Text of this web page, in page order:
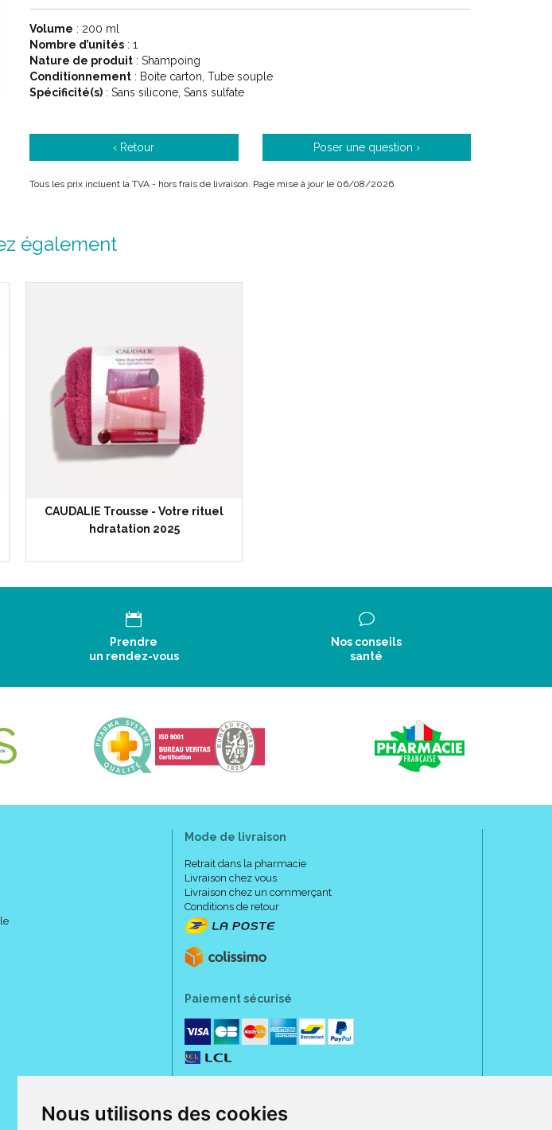
Nous utilisons des cookies
Volume : 200 ml
Nombre d’unités : 1
Nature de produit : Shampoing
Conditionnement : Boite carton, Tube souple
Spécificité(s) : Sans silicone, Sans sulfate
‹ Retour Poser une question ›
Tous les prix incluent la TVA - hors frais de livraison. Page mise à jour le 06/08/2026.
également
CAUDALIE Trousse - Votre rituel
hdratation 2025
Prendre
un rendez-vous
Nos conseils
santé
Mode de livraison
Retrait dans la pharmacie
Livraison chez vous
Livraison chez un commerçant
Conditions de retour
Paiement sécurisé